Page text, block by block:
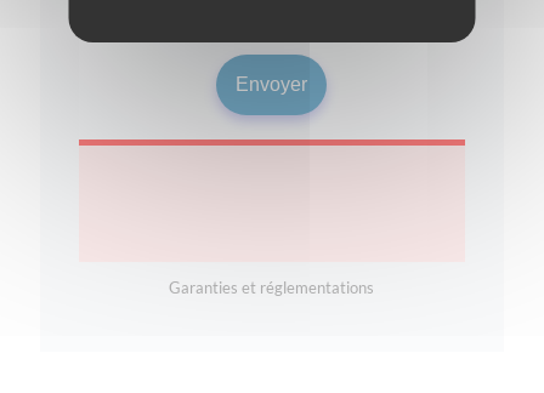
Garanties et réglementations